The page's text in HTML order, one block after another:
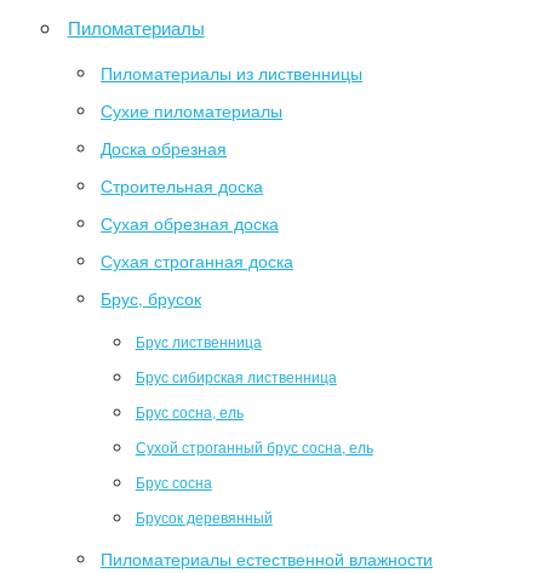
Пиломатериалы
Пиломатериалы из лиственницы
Сухие пиломатериалы
Доска обрезная
Строительная доска
Сухая обрезная доска
Сухая строганная доска
Брус, брусок
Брус лиственница
Брус сибирская лиственница
Брус сосна, ель
Сухой строганный брус сосна, ель
Брус сосна
Брусок деревянный
Пиломатериалы естественной влажности